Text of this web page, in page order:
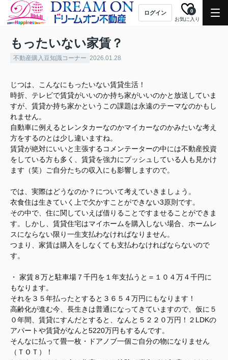
ログイン
お気に入り
0
もったいない家賃？
不動産購入豆知識コーナー 2026.01.28
じつは、こんなにもったいない賃貸生活！
時折、テレビで賃貸がいいのか持ち家がいいのかと放送していま
すが、賃貸か持ち家かというこの課題は永遠のテーマなのかもし
れません。
自動車に例えるとレンタカーなのかマイカーなのかみたいな考え
方をするのとは少し違いますね。
賃貸が絶対にいいと主張するコメンテーターの中には不動産投資
をしている方も多く、賃貸を強力にプッシュしている人も見かけ
ます（笑）ご自分たちの収入にも影響しますので。
では、実際はどうなのか？について考えていきましょう。
衣食住は生きていく上で欠かすことができない3原則です。
その中で、住に関していえば借りることですませることができま
す。しかし、賃貸住宅はマイホームを購入しない場合、ホームレ
スにならない限り一生支払わなければなりません。
つまり、家賃は購入をしなくても支払わなければならないので
す。
・ 家賃８万と駐車場７千円を１年支払うと＝１０４万４千円に
もなります。
それを３５年払ったとすると３６５４万円にもなります！
高齢化が進む今、長生きは普通になってきていますので、仮に５
０年間、賃貸にすんだとすると、なんと５２２０万円！２LDKの
アパートや賃貸がなんと5220万円もするんです。
そんなに払って畳一枚・ドアノブ一個ご自分の物になりません
（ＴＯＴ）！